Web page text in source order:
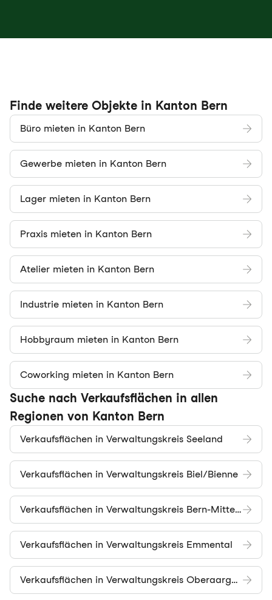
Finde weitere Objekte in Kanton Bern
Büro mieten in Kanton Bern
Gewerbe mieten in Kanton Bern
Lager mieten in Kanton Bern
Praxis mieten in Kanton Bern
Atelier mieten in Kanton Bern
Industrie mieten in Kanton Bern
Hobbyraum mieten in Kanton Bern
Coworking mieten in Kanton Bern
Suche nach Verkaufsflächen in allen
Regionen von Kanton Bern
Verkaufsflächen in Verwaltungskreis Seeland
Verkaufsflächen in Verwaltungskreis Biel/Bienne
Verkaufsflächen in Verwaltungskreis Bern-Mittelland
Verkaufsflächen in Verwaltungskreis Emmental
Verkaufsflächen in Verwaltungskreis Oberaargau